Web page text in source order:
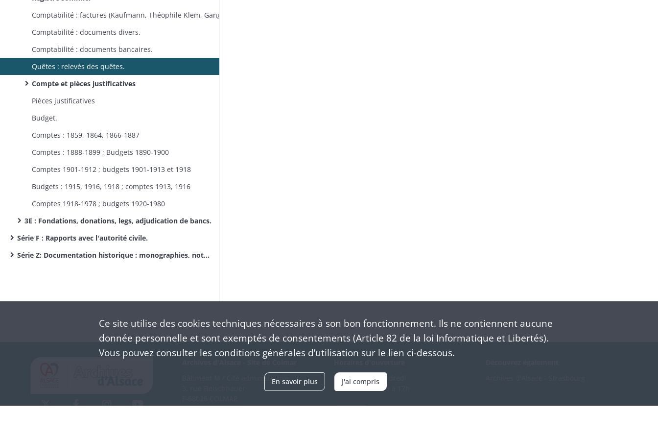
Comptabilité : documents divers.
Comptabilité : documents bancaires.
Quêtes : relevés des quêtes.
Compte et pièces justificatives
Pièces justificatives
Budget.
Comptes : 1859, 1864, 1866-1887
Comptes : 1888-1899 ; Budgets 1890-1900
Comptes 1901-1912 ; budgets 1901-1913 et 1918
Budgets : 1915, 1916, 1918 ; comptes 1913, 1916
Comptes 1918-1978 ; budgets 1920-1980
3E : Fondations, donations, legs, adjudication de bancs.
Série F : Rapports avec l'autorité civile.
Série Z: Documentation historique : monographies, notes d'érudit, journaux de curé, sermons, papiers privés.
Bâtiment M / Cité administrative
(+33) 3 89 21 97 00
Du mardi au vendredi
en continu de 9h à 17h
Ce site utilise des cookiestechniques nécessaires à son bon fonctionnement. Ils ne contiennent aucune
donnée personnelle et sont exemptés de consentements (Article 82 de la loi Informatique et Libertés).
Vous pouvez consulter les conditions générales d’utilisation sur le lien ci-dessous.
En savoir plus J'ai compris